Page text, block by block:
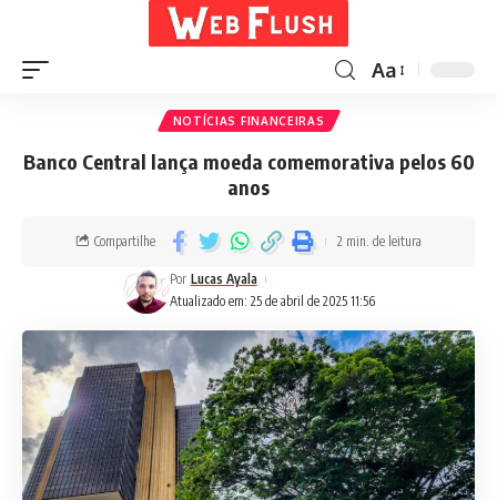
Aa
NOTÍCIAS FINANCEIRAS
Banco Central lança moeda comemorativa pelos 60
anos
Atualizado em: 25 de abril de 2025 11:56
Por Lucas Ayala
Compartilhe 2 min. de leitura